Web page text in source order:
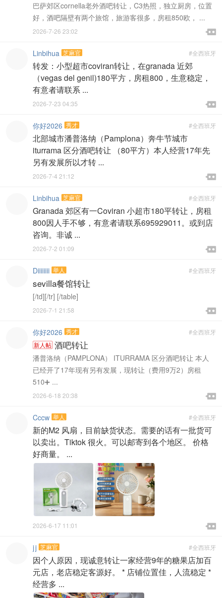
巴萨郊区cornella老外酒吧转让，C3热照，独立厨房，位置
好，酒吧隔壁有两个旅馆，旅游客很多，房租850欧， ...

2026-7-26 23:02 
#全西班牙
Linbihua 芝麻官
转发：小型超市coviran转让，在granada 近郊
（vegas del genil)180平方，房租800，生意稳定，
有意者请联系 ...

2026-7-23 04:35 
#全西班牙
你好2026 秀才
北部城市潘普洛纳（Pamplona）奔牛节城市
iturrama 区分酒吧转让 （80平方）本人经营17年先
另有发展所以才转 ...

2026-7-4 21:12 
#全西班牙
Linbihua 芝麻官
Granada 郊区有一Coviran 小超市180平转让，房租
800因人手不够，有意者请联系695929011。或到店
咨询。非诚 ...

2026-7-2 01:09 
#全西班牙
Diiiiiiii 举人
sevilla餐馆转让
[/td][/tr] [/table]

2026-7-1 21:58 
#全西班牙
你好2026 秀才
新人帖 酒吧转让
潘普洛纳（PAMPLONA） ITURRAMA 区分酒吧转让 本人
已经开了17年现有另有发展，现转让（费用9万2）房租
510➕ ...

2026-6-18 20:38 
#全西班牙
Cccw 举人
新的M2 风扇，目前缺货状态。需要的话有一批货可
以卖出。Tiktok 很火。可以邮寄到各个地区。 价格
好商量。 ...

2026-6-17 11:01 
#全西班牙
j j 芝麻官
因个人原因，现诚意转让一家经营9年的糖果店加百
元店，老店稳定客源好。 * 店铺位置佳，人流稳定 *
经营多 ...